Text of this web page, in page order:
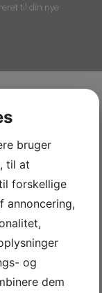
til din nye
Coiffure
efter-billeder af
bruger
til at
forskellige
annoncering,
og
dem